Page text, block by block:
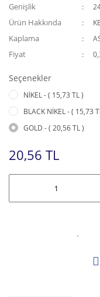
Genişlik
Ürün Hakkında
Kaplama
Fiyat
Seçenekler
NİKEL - ( 15,73 TL )
BLACK NİKEL - ( 15,73
GOLD - ( 20,56 TL )
20,56 TL